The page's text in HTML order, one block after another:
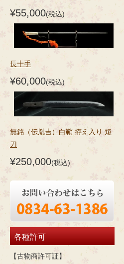
¥55,000(税込)
長十手
¥60,000(税込)
無銘（伝胤吉）白鞘 拵え入り 短
刀
¥250,000(税込)
各種許可
【古物商許可証】